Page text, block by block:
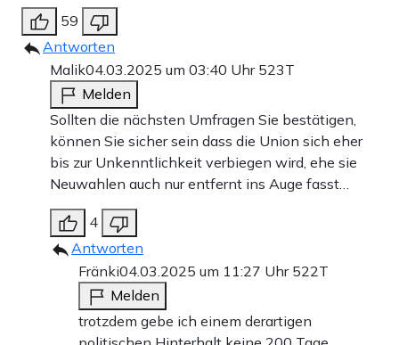
59
Antworten
Malik04.03.2025 um 03:40 Uhr 523T
Melden
Sollten die nächsten Umfragen Sie bestätigen,
können Sie sicher sein dass die Union sich eher
bis zur Unkenntlichkeit verbiegen wird, ehe sie
Neuwahlen auch nur entfernt ins Auge fasst…
4
Antworten
Fränki04.03.2025 um 11:27 Uhr 522T
Melden
trotzdem gebe ich einem derartigen